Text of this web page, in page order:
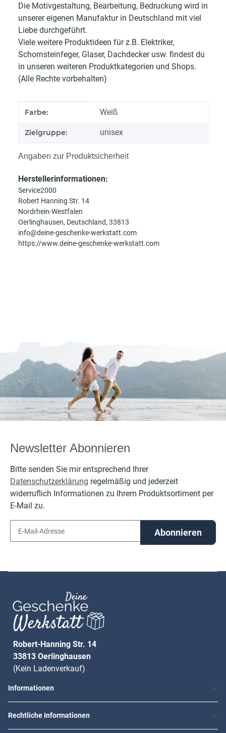
Die Motivgestaltung, Bearbeitung, Bedruckung wird in
unserer eigenen Manufaktur in Deutschland mit viel
Liebe durchgeführt.
Viele weitere Produktideen für z.B. Elektriker,
Schornsteinfeger, Glaser, Dachdecker usw. findest du
in unseren weiteren Produktkategorien und Shops.
(Alle Rechte vorbehalten)
Produkteigenschaft
Wert
Farbe: Weiß
Zielgruppe: unisex
Angaben zur Produktsicherheit
Herstellerinformationen:
Service2000
Robert Hanning Str. 14
Nordrhein-Westfalen
Oerlinghausen, Deutschland, 33813
info@deine-geschenke-werkstatt.com
https://www.deine-geschenke-werkstatt.com
Newsletter Abonnieren
Bitte senden Sie mir entsprechend Ihrer
Datenschutzerklärung regelmäßig und jederzeit
widerruflich Informationen zu Ihrem Produktsortiment per
E-Mail zu.
Abonnieren
Robert-Hanning Str. 14
33813 Oerlinghausen
(Kein Ladenverkauf)
Informationen
Rechtliche Informationen